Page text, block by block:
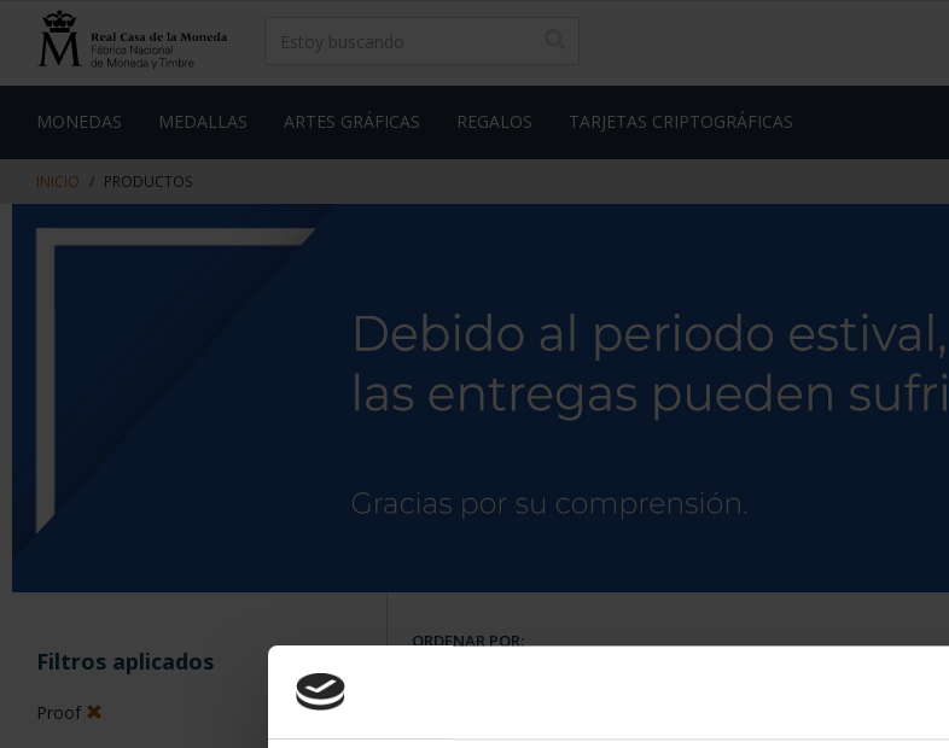
contenido
de
MONEDAS MEDALLAS ARTES GRÁFICAS REGALOS TARJETAS CRIPTOGRÁFICAS
INICIO PRODUCTOS
Filtros aplicados
Proof
ORDENAR POR: